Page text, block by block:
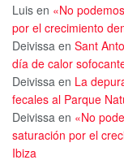
Luis en «No
por el crecimiento
Deivissa en Sant
día de calor
Deivissa en La
fecales al Parque
Deivissa en «No
saturación por el
Ibiza